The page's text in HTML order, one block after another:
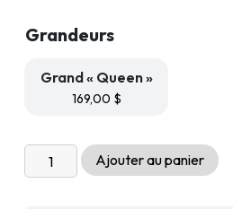
Grandeurs
Grand « Queen »
169,00 $
quantité
de
Ajouter au panier